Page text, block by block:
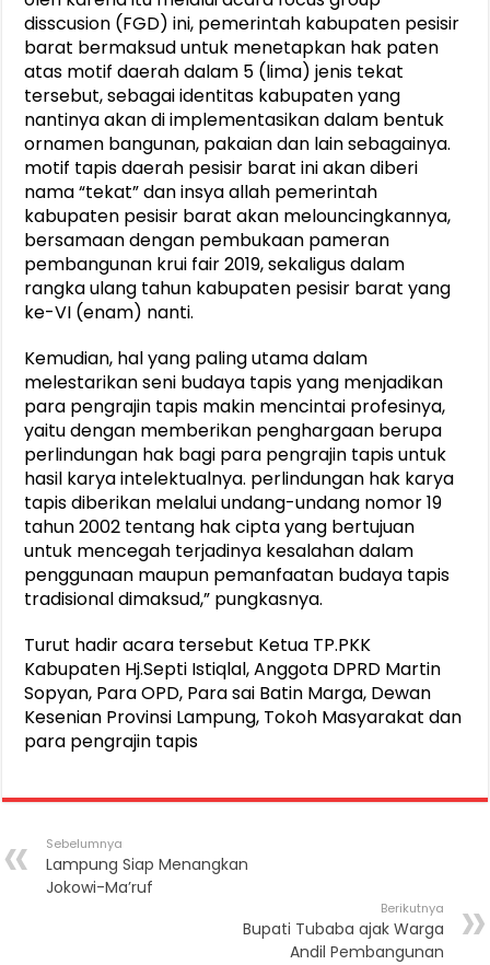
disscusion (FGD) ini, pemerintah kabupaten pesisir
barat bermaksud untuk menetapkan hak paten
atas motif daerah dalam 5 (lima) jenis tekat
tersebut, sebagai identitas kabupaten yang
nantinya akan di implementasikan dalam bentuk
ornamen bangunan, pakaian dan lain sebagainya.
motif tapis daerah pesisir barat ini akan diberi
nama “tekat” dan insya allah pemerintah
kabupaten pesisir barat akan melouncingkannya,
bersamaan dengan pembukaan pameran
pembangunan krui fair 2019, sekaligus dalam
rangka ulang tahun kabupaten pesisir barat yang
ke-VI (enam) nanti.
Kemudian, hal yang paling utama dalam
melestarikan seni budaya tapis yang menjadikan
para pengrajin tapis makin mencintai profesinya,
yaitu dengan memberikan penghargaan berupa
perlindungan hak bagi para pengrajin tapis untuk
hasil karya intelektualnya. perlindungan hak karya
tapis diberikan melalui undang-undang nomor 19
tahun 2002 tentang hak cipta yang bertujuan
untuk mencegah terjadinya kesalahan dalam
penggunaan maupun pemanfaatan budaya tapis
tradisional dimaksud,” pungkasnya.
Turut hadir acara tersebut Ketua TP.PKK
Kabupaten Hj.Septi Istiqlal, Anggota DPRD Martin
Sopyan, Para OPD, Para sai Batin Marga, Dewan
Kesenian Provinsi Lampung, Tokoh Masyarakat dan
para pengrajin tapis
Sebelumnya
Lampung Siap Menangkan
Jokowi-Ma’ruf
Berikutnya
Bupati Tubaba ajak Warga
Andil Pembangunan